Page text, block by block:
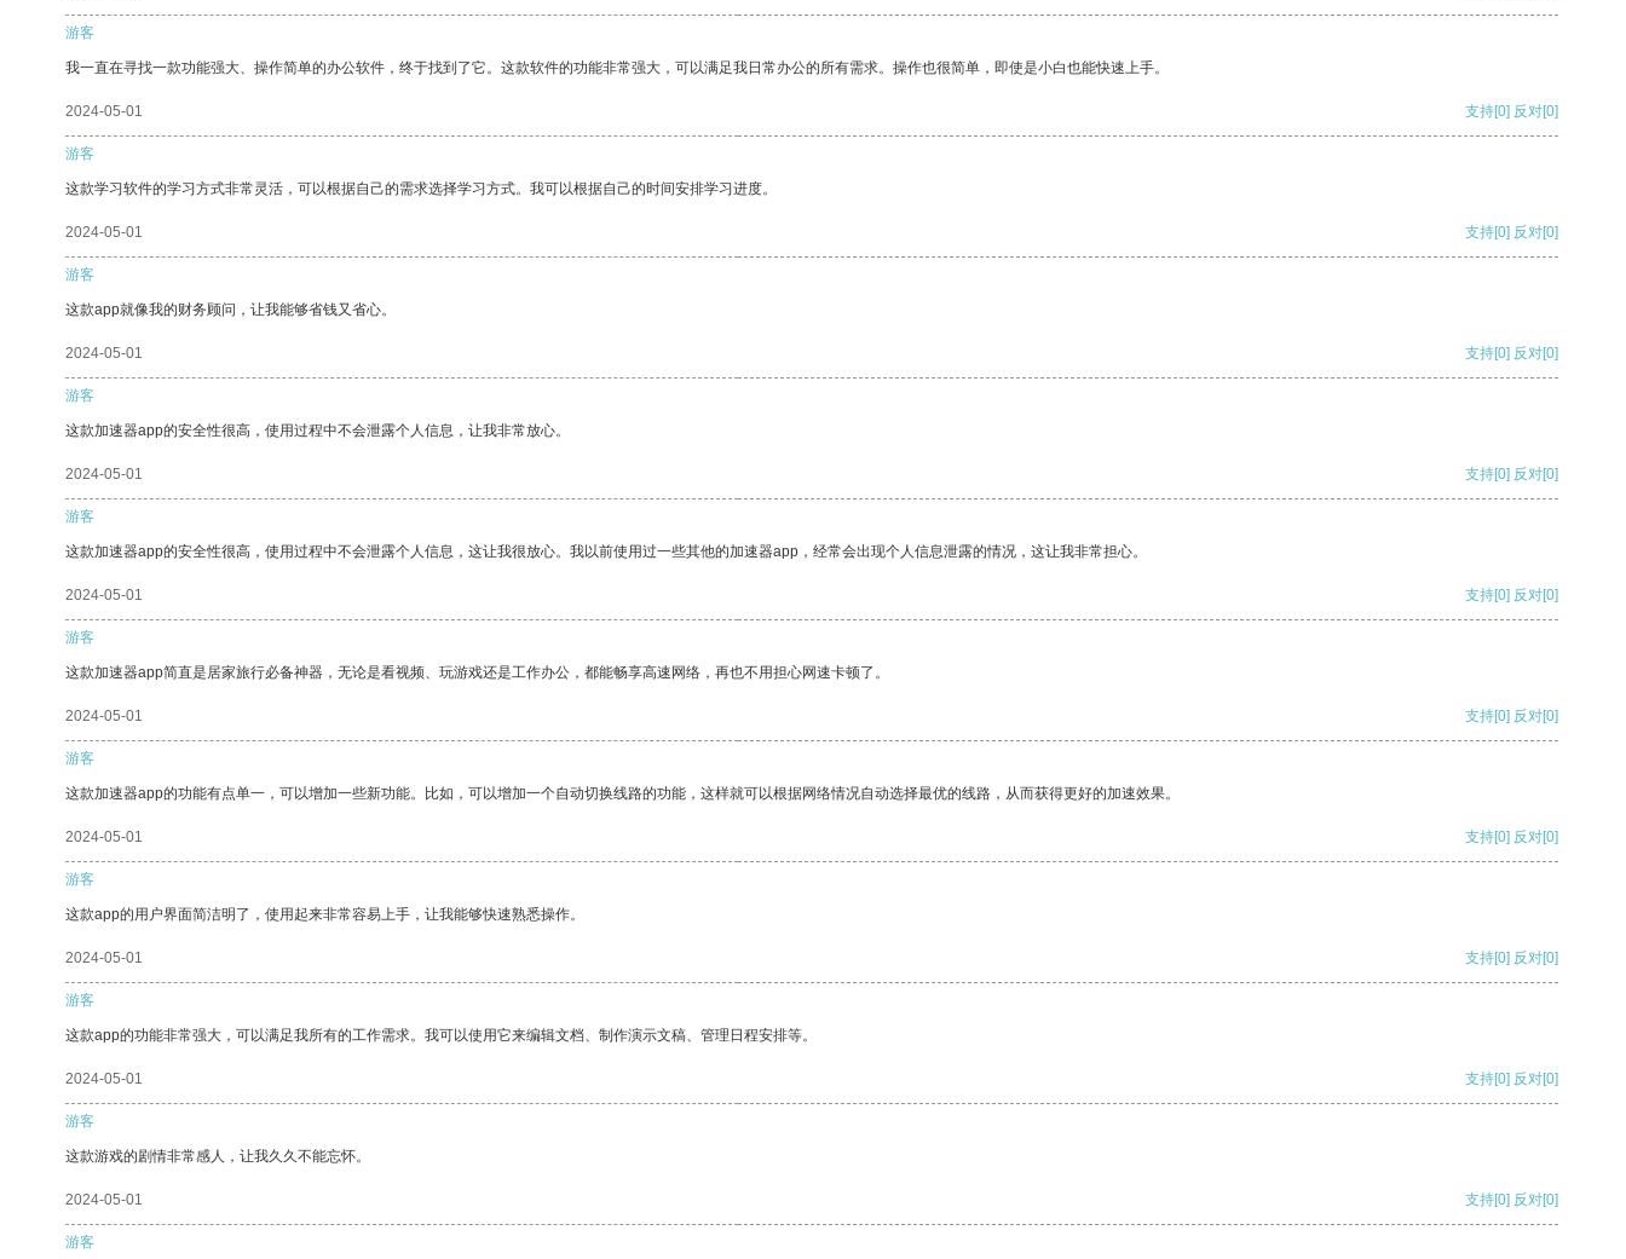
游客
我一直在寻找一款功能强大、操作简单的办公软件，终于找到了它。这款软件的功能非常强大，可以满足我日常办公的所有需求。操作也很简单，即使是小白也能快速上手。
2024-05-01 支持[0] 反对[0]
游客
这款学习软件的学习方式非常灵活，可以根据自己的需求选择学习方式。我可以根据自己的时间安排学习进度。
2024-05-01 支持[0] 反对[0]
游客
这款app就像我的财务顾问，让我能够省钱又省心。
2024-05-01 支持[0] 反对[0]
游客
这款加速器app的安全性很高，使用过程中不会泄露个人信息，让我非常放心。
2024-05-01 支持[0] 反对[0]
游客
这款加速器app的安全性很高，使用过程中不会泄露个人信息，这让我很放心。我以前使用过一些其他的加速器app，经常会出现个人信息泄露的情况，这让我非常担心。
2024-05-01 支持[0] 反对[0]
游客
这款加速器app简直是居家旅行必备神器，无论是看视频、玩游戏还是工作办公，都能畅享高速网络，再也不用担心网速卡顿了。
2024-05-01 支持[0] 反对[0]
游客
这款加速器app的功能有点单一，可以增加一些新功能。比如，可以增加一个自动切换线路的功能，这样就可以根据网络情况自动选择最优的线路，从而获得更好的加速效果。
2024-05-01 支持[0] 反对[0]
游客
这款app的用户界面简洁明了，使用起来非常容易上手，让我能够快速熟悉操作。
2024-05-01 支持[0] 反对[0]
游客
这款app的功能非常强大，可以满足我所有的工作需求。我可以使用它来编辑文档、制作演示文稿、管理日程安排等。
2024-05-01 支持[0] 反对[0]
游客
这款游戏的剧情非常感人，让我久久不能忘怀。
2024-05-01 支持[0] 反对[0]
游客